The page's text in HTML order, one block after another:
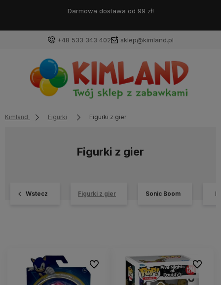
Darmowa dostawa od 99 zł!
+48 533 343 402 sklep@kimland.pl
Kimland Figurki Figurki z gier
Figurki z gier
Wstecz Figurki z gier Sonic Boom
Do ulubionych Do